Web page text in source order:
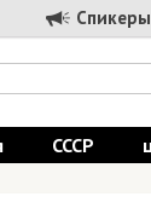
Спикеры 767
СССР